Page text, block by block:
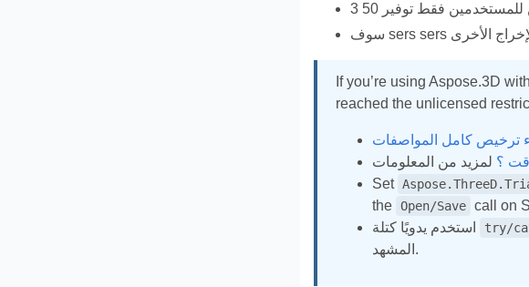
If you’re using Aspose.3D
reached the unlicensed
ترخيص كامل المواصفات
؟
Set
the Open/Save call on
try/
المشهد.